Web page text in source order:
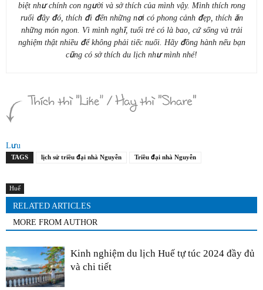
biệt như chính con người và sở thích của mình vậy. Mình thích rong
ruổi đây đó, thích đi đến những nơi có phong cảnh đẹp, thích ăn
những món ngon. Vì mình nghĩ, tuổi trẻ có là bao, cứ sống và trải
nghiệm thật nhiều để không phải tiếc nuối. Hãy đồng hành nếu bạn
cũng có sở thích du lịch như mình nhé!
Lưu
TAGS lịch sử triều đại nhà Nguyễn Triều đại nhà Nguyễn
Huế
RELATED ARTICLES
MORE FROM AUTHOR
Kinh nghiệm du lịch Huế tự túc 2024 đầy đủ
và chi tiết